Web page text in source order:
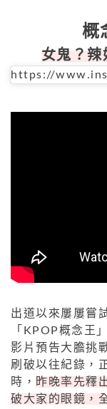
概
女鬼？辣
https://
出道以來屢屢嘗
「KPOP概念王
影片預告大膽挑
刷破以往紀錄，
時， 昨晚率先釋
破大家的眼鏡，